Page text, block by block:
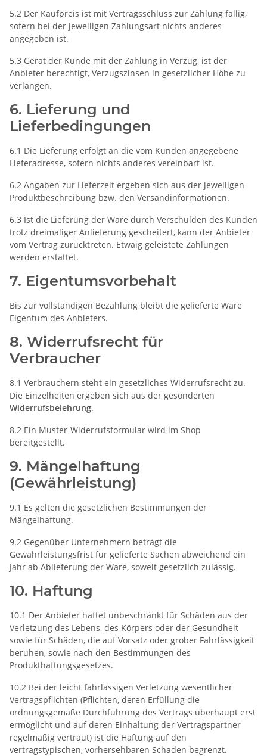
5.2 Der Kaufpreis ist mit Vertragsschluss zur Zahlung fällig,
sofern bei der jeweiligen Zahlungsart nichts anderes
angegeben ist.
5.3 Gerät der Kunde mit der Zahlung in Verzug, ist der
Anbieter berechtigt, Verzugszinsen in gesetzlicher Höhe zu
verlangen.
6. Lieferung und
Lieferbedingungen
6.1 Die Lieferung erfolgt an die vom Kunden angegebene
Lieferadresse, sofern nichts anderes vereinbart ist.
6.2 Angaben zur Lieferzeit ergeben sich aus der jeweiligen
Produktbeschreibung bzw. den Versandinformationen.
6.3 Ist die Lieferung der Ware durch Verschulden des Kunden
trotz dreimaliger Anlieferung gescheitert, kann der Anbieter
vom Vertrag zurücktreten. Etwaig geleistete Zahlungen
werden erstattet.
7. Eigentumsvorbehalt
Bis zur vollständigen Bezahlung bleibt die gelieferte Ware
Eigentum des Anbieters.
8. Widerrufsrecht für
Verbraucher
8.1 Verbrauchern steht ein gesetzliches Widerrufsrecht zu.
Die Einzelheiten ergeben sich aus der gesonderten
Widerrufsbelehrung.
8.2 Ein Muster-Widerrufsformular wird im Shop
bereitgestellt.
9. Mängelhaftung
(Gewährleistung)
9.1 Es gelten die gesetzlichen Bestimmungen der
Mängelhaftung.
9.2 Gegenüber Unternehmern beträgt die
Gewährleistungsfrist für gelieferte Sachen abweichend ein
Jahr ab Ablieferung der Ware, soweit gesetzlich zulässig.
10. Haftung
10.1 Der Anbieter haftet unbeschränkt für Schäden aus der
Verletzung des Lebens, des Körpers oder der Gesundheit
sowie für Schäden, die auf Vorsatz oder grober Fahrlässigkeit
beruhen, sowie nach den Bestimmungen des
Produkthaftungsgesetzes.
10.2 Bei der leicht fahrlässigen Verletzung wesentlicher
Vertragspflichten (Pflichten, deren Erfüllung die
ordnungsgemäße Durchführung des Vertrags überhaupt erst
ermöglicht und auf deren Einhaltung der Vertragspartner
regelmäßig vertraut) ist die Haftung auf den
vertragstypischen, vorhersehbaren Schaden begrenzt.